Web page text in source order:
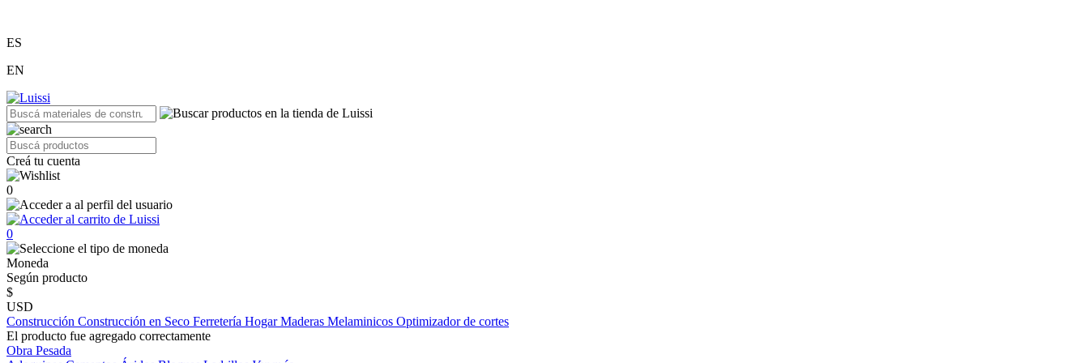
ES
EN
Creá tu cuenta
0
0
Moneda
Según producto
$
USD
Construcción Construcción en Seco Ferretería HogarMaderas Melaminicos Optimizador de cortes
El producto fue agregado correctamente
Obra Pesada